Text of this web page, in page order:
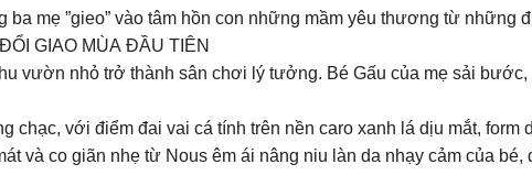
ba mẹ ”gieo” vào tâm hồn con những mầm yêu thương từ
GIAO MÙA ĐẦU TIÊN
vườn nhỏ trở thành sân chơi lý tưởng. Bé Gấu của mẹ sải
chạc, với điểm đai vai cá tính trên nền caro xanh lá dịu mắt,
và co giãn nhẹ từ Nous êm ái nâng niu làn da nhạy cảm của